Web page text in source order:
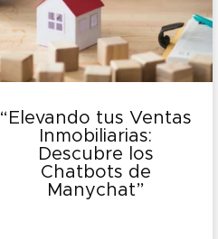
“Elevando tus Ventas
Inmobiliarias:
Descubre los
Chatbots de
Manychat”